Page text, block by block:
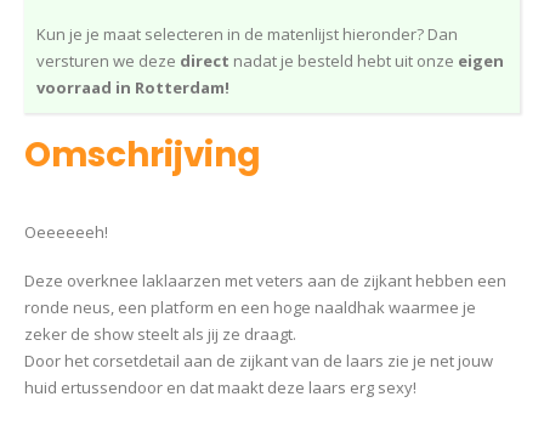
Kun je je maat selecteren in de matenlijst hieronder? Dan
versturen we deze direct nadat je besteld hebt uit onze eigen
voorraad in Rotterdam!
Omschrijving
Oeeeeeeh!
Deze overknee laklaarzen met veters aan de zijkant hebben een
ronde neus, een platform en een hoge naaldhak waarmee je
zeker de show steelt als jij ze draagt.
Door het corsetdetail aan de zijkant van de laars zie je net jouw
huid ertussendoor en dat maakt deze laars erg sexy!